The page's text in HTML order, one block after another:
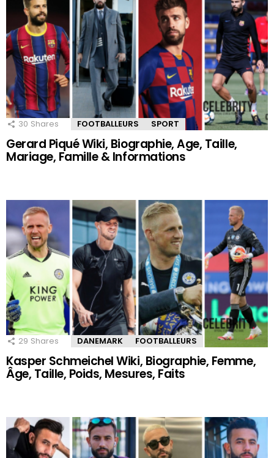
30 Shares FOOTBALLEURS SPORT
Gerard Piqué Wiki, Biographie, Age, Taille,
Mariage, Famille & Informations
29 Shares DANEMARK FOOTBALLEURS
Kasper Schmeichel Wiki, Biographie, Femme,
Âge, Taille, Poids, Mesures, Faits